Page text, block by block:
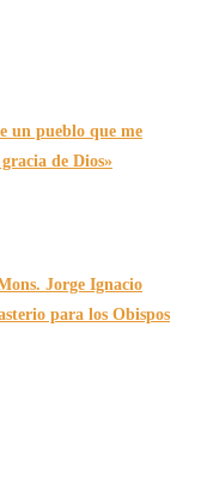
un pueblo que me
de Dios»
Jorge Ignacio
para los Obispos